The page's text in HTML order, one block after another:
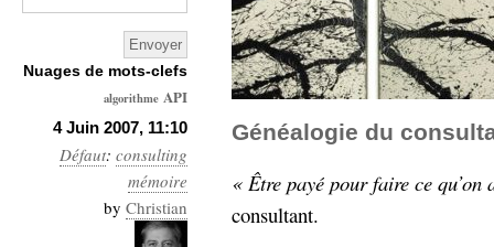
4 Juin 2007, 11:10
Défaut: consulting
mémoire
by Christian
Généalogie du
« Être payé pour faire ce qu’on
consultant.
Nuages de mots-clefs
algorithme API
Architecture
Ars-
Industrialis
business_model